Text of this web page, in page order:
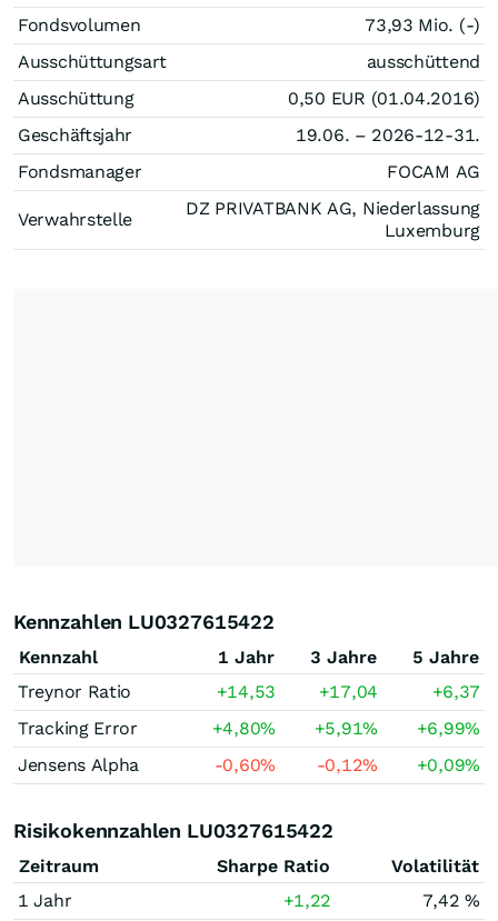
Fondsvolumen
73,93 Mio. (-)
Ausschüttungsart
ausschüttend
Ausschüttung
0,50 EUR (01.04.2016)
Geschäftsjahr
19.06. – 2026-12-31.
Fondsmanager
FOCAM AG
Verwahrstelle
DZ PRIVATBANK AG, Niederlassung
Luxemburg
Kennzahlen LU0327615422
Kennzahl 1 Jahr 3 Jahre
5 Jahre
Treynor Ratio
+14,53 +17,04
+6,37
Tracking Error
+4,80% +5,91% +6,99%
Jensens Alpha
-0,60% -0,12% +0,09%
Risikokennzahlen LU0327615422
Zeitraum Sharpe Ratio
Volatilität
1 Jahr
+1,22
7,42 %